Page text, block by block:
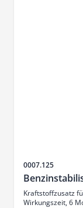
Artikelnr.
0007.125
Kraftstoffzusatz
Wirkungszeit, 6